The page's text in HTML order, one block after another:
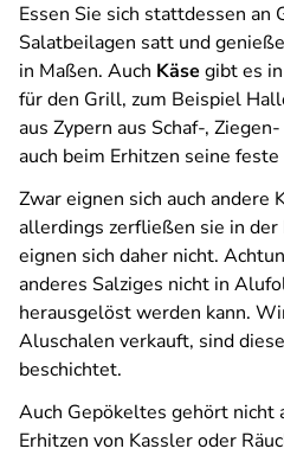
Essen Sie sich stattdessen an
Salatbeilagen satt und
in Maßen. Auch Käse gibt es
für den Grill, zum Beispiel
aus Zypern aus Schaf-,
auch beim Erhitzen seine
Zwar eignen sich auch andere
allerdings zerfließen sie in
eignen sich daher nicht.
anderes Salziges nicht in
herausgelöst werden kann.
Aluschalen verkauft, sind
beschichtet.
Auch Gepökeltes gehört nicht
Erhitzen von Kassler oder